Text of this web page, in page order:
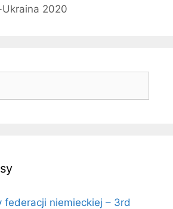
2020
federacji niemieckiej – 3rd